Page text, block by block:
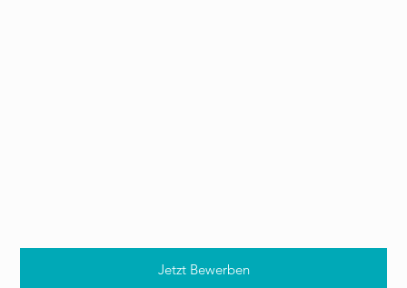
Jetzt Bewerben